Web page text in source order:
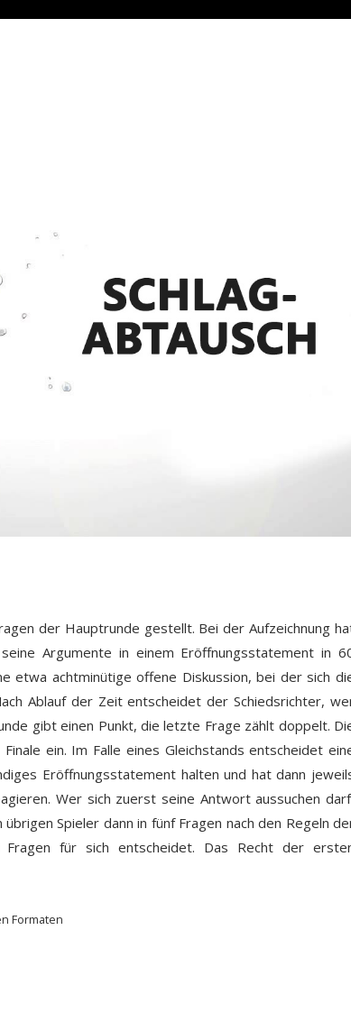
der Hauptrunde gestellt. Bei der Aufzeichnung
Argumente in einem Eröffnungsstatement in
etwa achtminütige offene Diskussion, bei der sich
Ablauf der Zeit entscheidet der Schiedsrichter,
gibt einen Punkt, die letzte Frage zählt doppelt.
ein. Im Falle eines Gleichstands entscheidet
Eröffnungsstatement halten und hat dann
Wer sich zuerst seine Antwort aussuchen
Spieler dann in fünf Fragen nach den Regeln
für sich entscheidet. Das Recht der
Formaten